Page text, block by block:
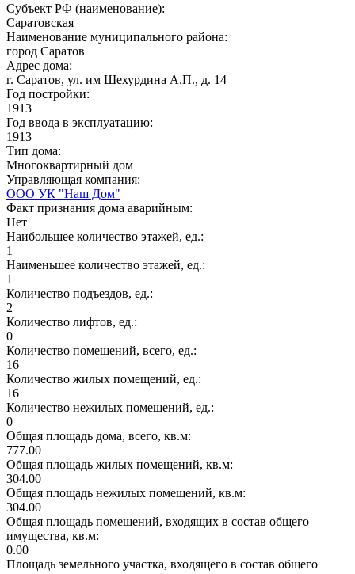
Субъект РФ (наименование):
Саратовская
Наименование муниципального района:
город Саратов
Адрес дома:
г. Саратов, ул. им Шехурдина А.П., д. 14
Год постройки:
1913
Год ввода в эксплуатацию:
1913
Тип дома:
Многоквартирный дом
Управляющая компания:
ООО УК "Наш Дом"
Факт признания дома аварийным:
Нет
Наибольшее количество этажей, ед.:
1
Наименьшее количество этажей, ед.:
1
Количество подъездов, ед.:
2
Количество лифтов, ед.:
0
Количество помещений, всего, ед.:
16
Количество жилых помещений, ед.:
16
Количество нежилых помещений, ед.:
0
Общая площадь дома, всего, кв.м:
777.00
Общая площадь жилых помещений, кв.м:
304.00
Общая площадь нежилых помещений, кв.м:
304.00
Общая площадь помещений, входящих в состав общего
имущества, кв.м:
0.00
Площадь земельного участка, входящего в состав общего